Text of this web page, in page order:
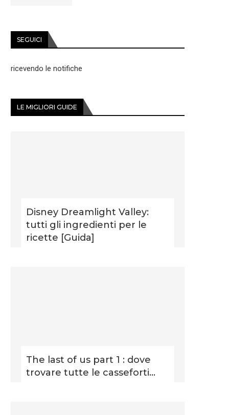
SEGUICI
ricevendo le notifiche
LE MIGLIORI GUIDE
Disney Dreamlight Valley:
tutti gli ingredienti per le
ricette [Guida]
The last of us part 1 : dove
trovare tutte le casseforti...